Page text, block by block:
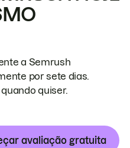
a Semrush
por sete dias.
quiser.
avaliação gratuita